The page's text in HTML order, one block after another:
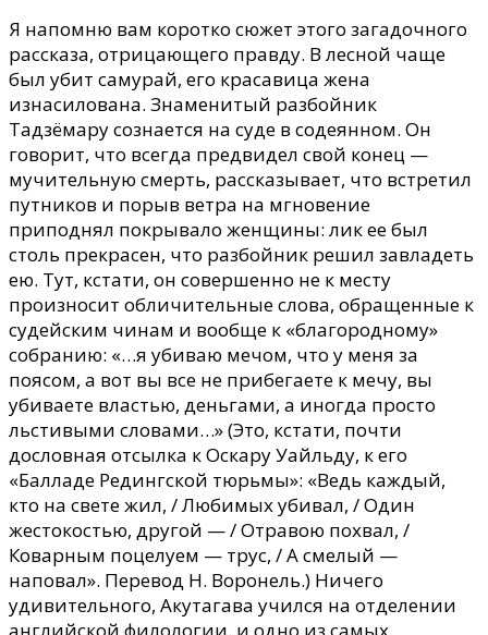
Я напомню вам коротко сюжет этого загадочного
рассказа, отрицающего правду. В лесной чаще
был убит самурай, его красавица жена
изнасилована. Знаменитый разбойник
Тадзёмару сознается на суде в содеянном. Он
говорит, что всегда предвидел свой конец —
мучительную смерть, рассказывает, что встретил
путников и порыв ветра на мгновение
приподнял покрывало женщины: лик ее был
столь прекрасен, что разбойник решил завладеть
ею. Тут, кстати, он совершенно не к месту
произносит обличительные слова, обращенные к
судейским чинам и вообще к «благородному»
собранию: «…я убиваю мечом, что у меня за
поясом, а вот вы все не прибегаете к мечу, вы
убиваете властью, деньгами, а иногда просто
льстивыми словами…» (Это, кстати, почти
дословная отсылка к Оскару Уайльду, к его
«Балладе Редингской тюрьмы»: «Ведь каждый,
кто на свете жил, / Любимых убивал, / Один
жестокостью, другой — / Отравою похвал, /
Коварным поцелуем — трус, / А смелый —
наповал». Перевод Н. Воронель.) Ничего
удивительного, Акутагава учился на отделении